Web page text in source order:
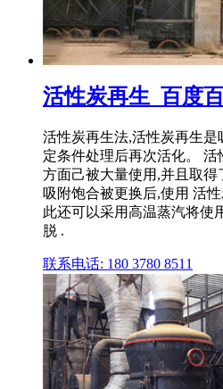
活性炭再生_百度
活性炭再生法,活性炭再生
定条件处理后再次活化。
方面己被大量使用,并且取
吸附饱合被更换后,使用 活
此还可以采用高温蒸汽将使
脱 .
联系电话: 180 3780 8511